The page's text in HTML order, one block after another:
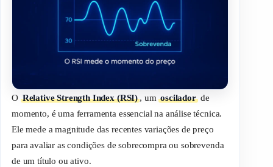
O Relative Strength Index (RSI) , umosciladorde
momento, é uma ferramenta essencial na análise técnica.
Ele mede a magnitude das recentes variações de preço
para avaliar as condições de sobrecompra ou sobrevenda
de um título ou ativo.